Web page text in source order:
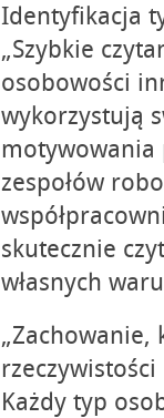
Identyfikacja
„Szybkie
osobowości
wykorzystują
motywowania
zespołów
skutecznie
własnych
„Zachowanie,
Każdy typ